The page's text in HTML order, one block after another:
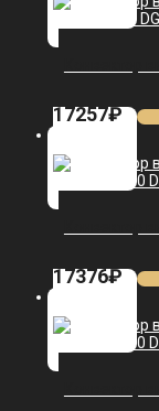
17257₽
17376₽